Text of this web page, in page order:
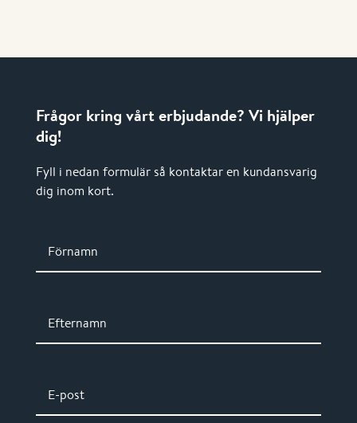
Frågor kring vårt erbjudande? Vi hjälper
dig!
Fyll i nedan formulär så kontaktar en kundansvarig
dig inom kort.
Förnamn
Efternamn
E-post